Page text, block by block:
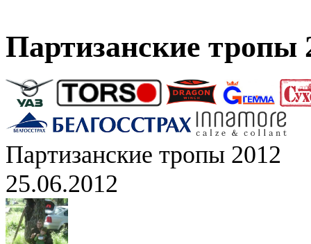
Партизанские тропы
Партизанские тропы 2012
25.06.2012